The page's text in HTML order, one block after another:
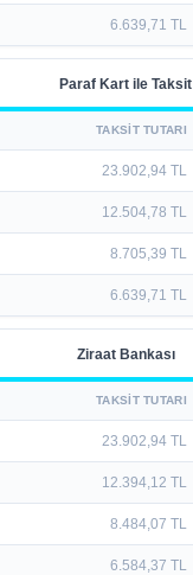
6.639,71 TL
Paraf Kart ile Taksit
TAKSIT TUTARI
23.902,94 TL
12.504,78 TL
8.705,39 TL
6.639,71 TL
Ziraat Bankası
TAKSIT TUTARI
23.902,94 TL
12.394,12 TL
8.484,07 TL
6.584,37 TL